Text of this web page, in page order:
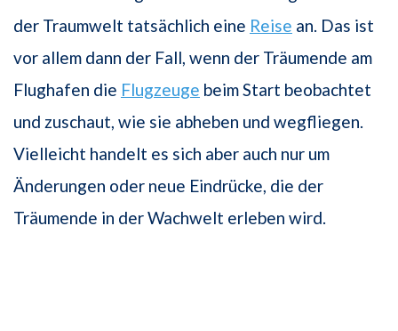
der Traumwelt tatsächlich eine Reise an. Das ist
vor allem dann der Fall, wenn der Träumende am
Flughafen die Flugzeuge beim Start beobachtet
und zuschaut, wie sie abheben und wegfliegen.
Vielleicht handelt es sich aber auch nur um
Änderungen oder neue Eindrücke, die der
Träumende in der Wachwelt erleben wird.